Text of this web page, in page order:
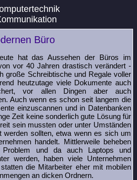
Büro
hat das Aussehen der Büros im
vor 40 Jahren drastisch verändert -
große Schreibtische und Regale voller
heutzutage viele Dokumente auch
vor allen Dingen aber auch
Auch wenn es schon seit langem die
einzuscannen und in Datenbanken
Zeit keine sonderlich gute Lösung für
sein mussten oder unter Umständen
werden sollten, etwa wenn es sich um
handelt. Mittlerweile beheben
Problem und da auch Laptops und
werden, haben viele Unternehmen
die Mitarbeiter eher mit mobilen
an dicken Ordnern.